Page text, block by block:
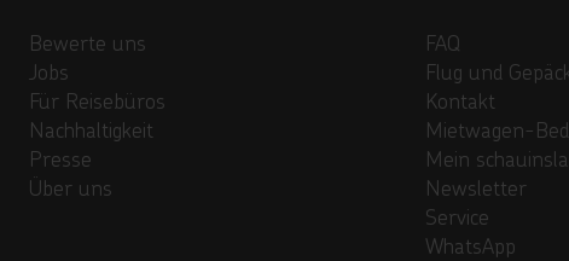
Bewerte uns
Jobs
Für Reisebüros
Nachhaltigkeit
Presse
Über uns
FAQ
Flug und
Kontakt
Mietwagen-
Mein
Newsletter
Service
WhatsApp